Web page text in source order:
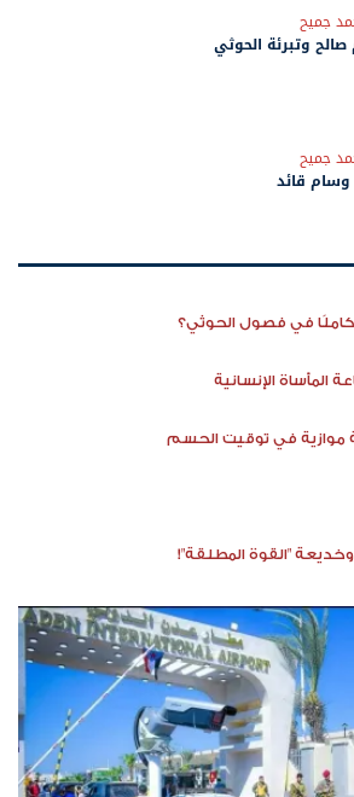
جميح
صالح وتبرئة الحوثي
جميح
وسام قائد
في فصول الحوثي؟
المأساة الإنسانية
موازية في توقيت الحسم
"القوة المطلقة"!